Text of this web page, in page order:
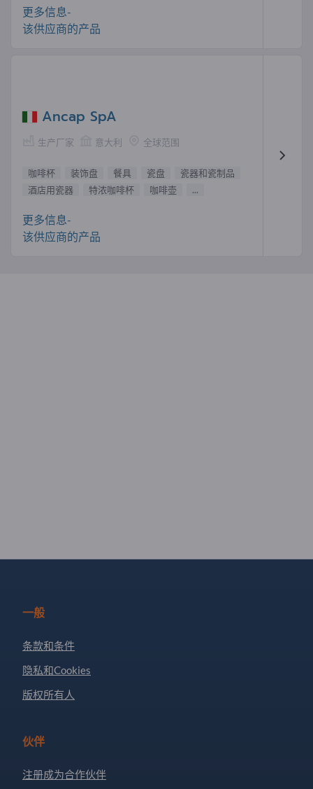
更多信息-
该供应商的产品
Ancap SpA
生产厂家 意大利 全球范围
咖啡杯 装饰盘 餐具 瓷盘
瓷器和瓷制品
酒店用瓷器
特浓咖啡杯 咖啡壶 ...
更多信息-
该供应商的产品
一般
条款和条件
隐私和Cookies
版权所有人
伙伴
注册成为合作伙伴